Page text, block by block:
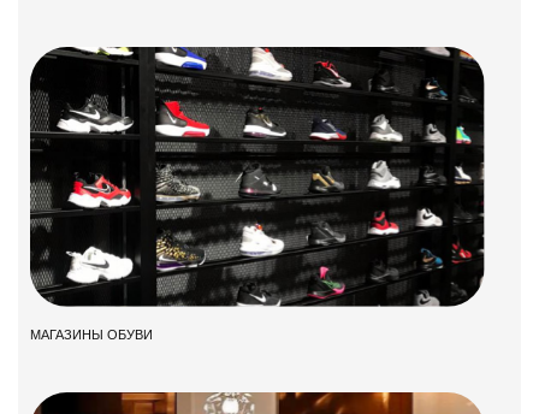
МАГАЗИНЫ ОБУВИ